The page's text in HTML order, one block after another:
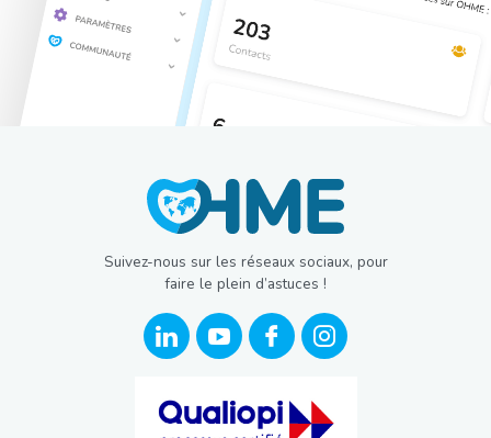
Suivez-nous sur les réseaux sociaux, pour
faire le plein d’astuces !